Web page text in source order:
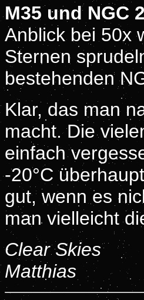
M35 und NGC
Anblick bei 50x
Sternen
bestehenden
Klar, das man
macht. Die
einfach
-20°C
gut, wenn es
man vielleicht
Clear Skies
Matthias